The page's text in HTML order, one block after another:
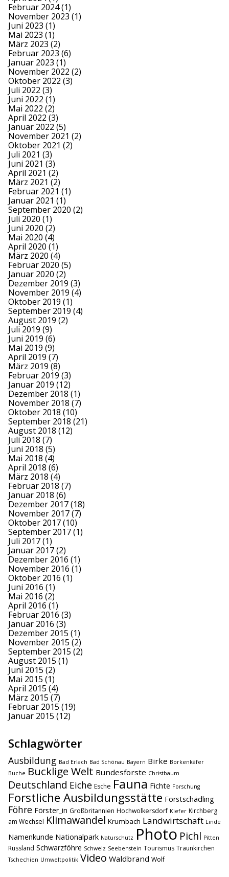
Februar 2024(1)
November 2023 (1)
Juni 2023 (1)
Mai 2023 (1)
März 2023 (2)
Februar 2023 (6)
Januar 2023 (1)
November 2022 (2)
Oktober 2022 (3)
Juli 2022 (3)
Juni 2022 (1)
Mai 2022 (2)
April 2022 (3)
Januar 2022 (5)
November 2021 (2)
Oktober 2021 (2)
Juli 2021 (3)
Juni 2021 (3)
April 2021 (2)
März 2021 (2)
Februar 2021 (1)
Januar 2021 (1)
September 2020 (2)
Juli 2020 (1)
Juni 2020 (2)
Mai 2020 (4)
April 2020 (1)
März 2020 (4)
Februar 2020 (5)
Januar 2020 (2)
Dezember 2019 (3)
November 2019 (4)
Oktober 2019 (1)
September 2019 (4)
August 2019 (2)
Juli 2019 (9)
Juni 2019 (6)
Mai 2019 (9)
April 2019 (7)
März 2019 (8)
Februar 2019 (3)
Januar 2019 (12)
Dezember 2018 (1)
November 2018 (7)
Oktober 2018 (10)
September 2018 (21)
August 2018 (12)
Juli 2018 (7)
Juni 2018 (5)
Mai 2018 (4)
April 2018 (6)
März 2018 (4)
Februar 2018 (7)
Januar 2018 (6)
Dezember 2017(18)
November 2017(7)
Oktober 2017(10)
September 2017(1)
Juli 2017(1)
Januar 2017(2)
Dezember 2016 (1)
November 2016 (1)
Oktober 2016 (1)
Juni 2016 (1)
Mai 2016 (2)
April 2016 (1)
Februar 2016 (3)
Januar 2016 (3)
Dezember 2015 (1)
November 2015 (2)
September 2015 (2)
August 2015 (1)
Juni 2015 (2)
Mai 2015 (1)
April 2015 (4)
März 2015 (7)
Februar 2015 (19)
Januar 2015 (12)
Schlagwörter
Ausbildung Bad Erlach Bad Schönau Bayern Birke Borkenkäfer
Buche Bucklige Welt Bundesforste Christbaum
Deutschland Eiche Esche Fauna Fichte Forschung
Forstliche Ausbildungsstätte Forstschädling
Föhre Förster_in Großbritannien Hochwolkersdorf Kiefer Kirchberg
am Wechsel Klimawandel Krumbach Landwirtschaft Linde
Namenkunde Nationalpark Naturschutz Photo Pichl Pitten
Russland Schwarzföhre Schweiz Seebenstein Tourismus Traunkirchen
Tschechien Umweltpolitik Video Waldbrand Wolf